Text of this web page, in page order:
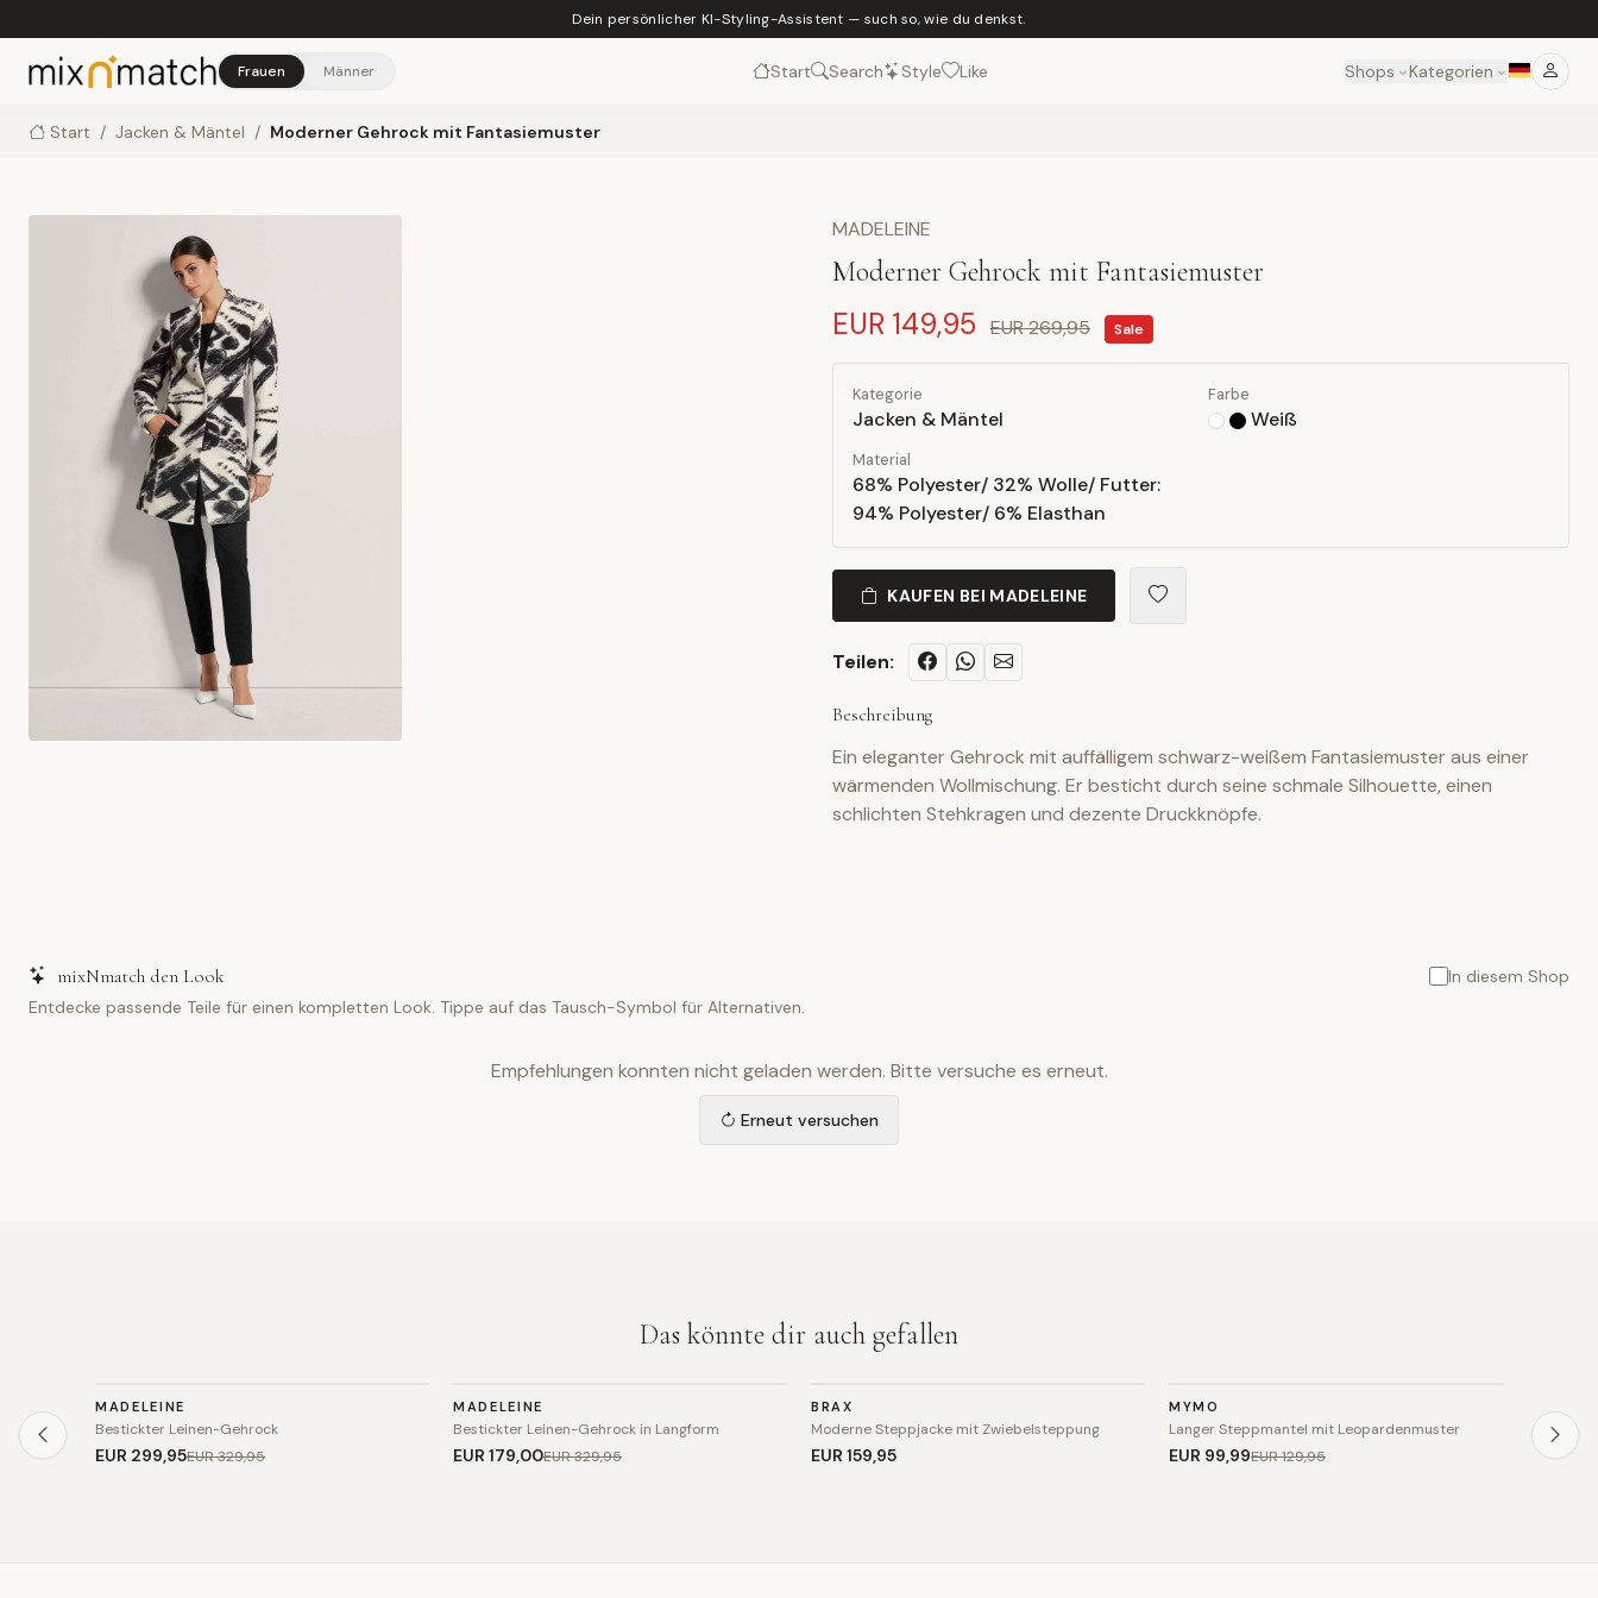
Dein persönlicher KI-Styling-Assistent — such so, wie du denkst.
Frauen Männer Start Search Style Like Shops Kategorien
Start / Jacken & Mäntel / Moderner Gehrock mit Fantasiemuster
MADELEINE
Moderner Gehrock mit Fantasiemuster
EUR 149,95 EUR 269,95 Sale
Kategorie
Jacken & Mäntel
Farbe
Weiß
Material
68% Polyester/ 32% Wolle/ Futter:
94% Polyester/ 6% Elasthan
KAUFEN BEI MADELEINE
Teilen:
Beschreibung
Ein eleganter Gehrock mit auffälligem schwarz-weißem Fantasiemuster aus einer
wärmenden Wollmischung. Er besticht durch seine schmale Silhouette, einen
schlichten Stehkragen und dezente Druckknöpfe.
mixNmatch den Look
In diesem Shop
Entdecke passende Teile für einen kompletten Look. Tippe auf das Tausch-Symbol für Alternativen.
Empfehlungen konnten nicht geladen werden. Bitte versuche es erneut.
Erneut versuchen
Das könnte dir auch gefallen
SALE
MADELEINE
Bestickter Leinen-Gehrock
EUR 299,95EUR 329,95
SALE
MADELEINE
Bestickter Leinen-Gehrock in Langform
EUR 179,00EUR 329,95
JACKE
BRAX
Moderne Steppjacke mit Zwiebelsteppung
EUR 159,95
SALE
MYMO
Langer Steppmantel mit Leopardenmuster
EUR 99,99EUR 129,95
SALE
EUR 79